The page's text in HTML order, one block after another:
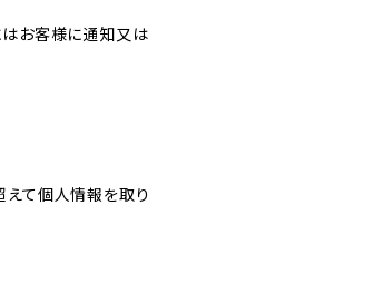
はお客様に通知又は
えて個人情報を取り